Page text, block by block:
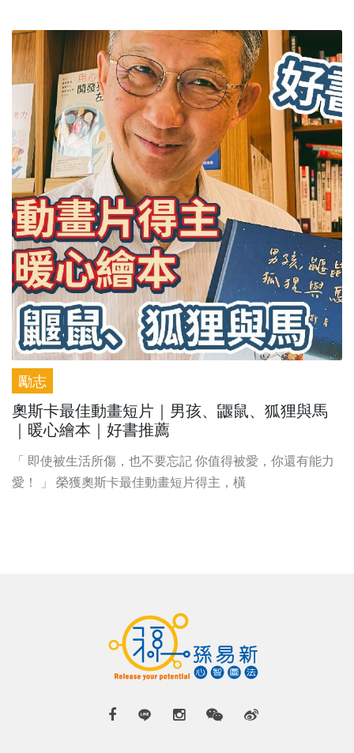
勵志
奧斯卡最佳動畫短片｜男孩、鼴鼠、狐狸與馬
｜暖心繪本｜好書推薦
「 即使被生活所傷，也不要忘記 你值得被愛，你還有能力
愛！ 」 榮獲奧斯卡最佳動畫短片得主，橫